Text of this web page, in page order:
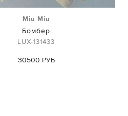
Miu Miu
Бомбер
LUX-131433
30500 РУБ